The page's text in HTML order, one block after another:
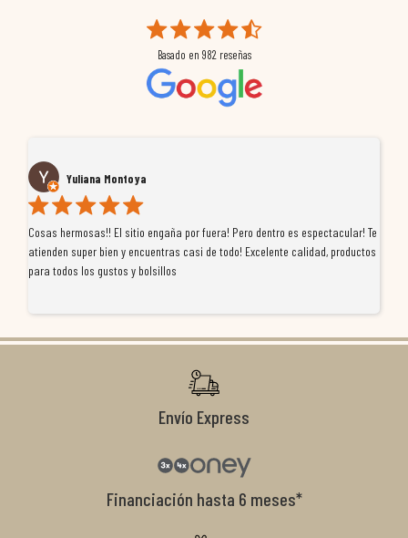
Basado en 982 reseñas
Yuliana Montoya
Cosas hermosas!! El sitio engaña por fuera! Pero dentro es espectacular! Te
atienden super bien y encuentras casi de todo! Excelente calidad, productos
para todos los gustos y bolsillos
Envío Express
Financiación hasta 6 meses*